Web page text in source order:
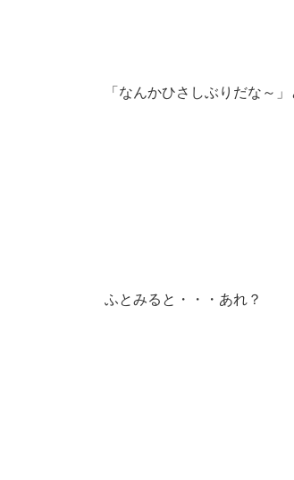
「なんかひさしぶりだな～
ふとみると・・・あれ？